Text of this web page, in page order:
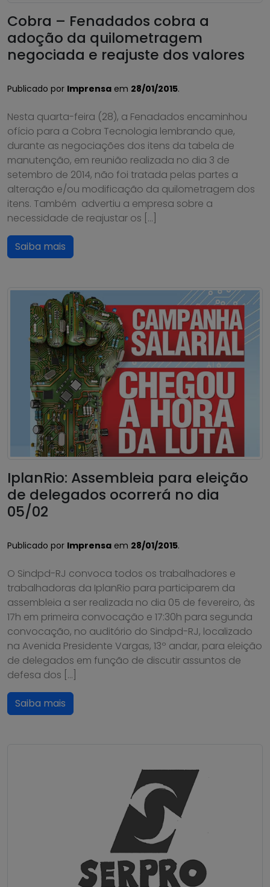
Cobra – Fenadados cobra a
adoção da quilometragem
negociada e reajuste dos valores
Publicado por Imprensa em 28/01/2015.
Nesta quarta-feira (28), a Fenadados encaminhou
ofício para a Cobra Tecnologia lembrando que,
durante as negociações dos itens da tabela de
manutenção, em reunião realizada no dia 3 de
setembro de 2014, não foi tratada pelas partes a
alteração e/ou modificação da quilometragem dos
itens. Também advertiu a empresa sobre a
necessidade de reajustar os […]
Saiba mais
IplanRio: Assembleia para eleição
de delegados ocorrerá no dia
05/02
Publicado por Imprensa em 28/01/2015.
O Sindpd-RJ convoca todos os trabalhadores e
trabalhadoras da IplanRio para participarem da
assembleia a ser realizada no dia 05 de fevereiro, às
17h em primeira convocação e 17:30h para segunda
convocação, no auditório do Sindpd-RJ, localizado
na Avenida Presidente Vargas, 13º andar, para eleição
de delegados em função de discutir assuntos de
defesa dos […]
Saiba mais